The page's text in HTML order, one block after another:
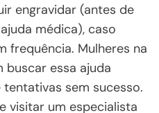
engravidar (antes de
médica), caso
frequência. Mulheres na
buscar essa ajuda
sem sucesso.
visitar um especialista